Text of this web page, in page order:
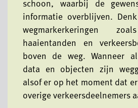
schoon, waarbij de
informatie overblijven.
wegmarkerkeringen
haaientanden en
boven de weg. Wanneer
data en objecten zijn
alsof er op het moment dat
overige verkeersdeelnemers